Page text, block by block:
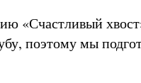
«Счастливый
поэтому мы